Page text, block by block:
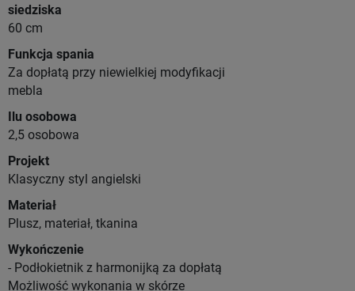
siedziska
60 cm
Funkcja spania
Za dopłatą przy niewielkiej modyfikacji
mebla
Ilu osobowa
2,5 osobowa
Projekt
Klasyczny styl angielski
Materiał
Plusz, materiał, tkanina
Wykończenie
- Podłokietnik z harmonijką za dopłatą
Możliwość wykonania w skórze